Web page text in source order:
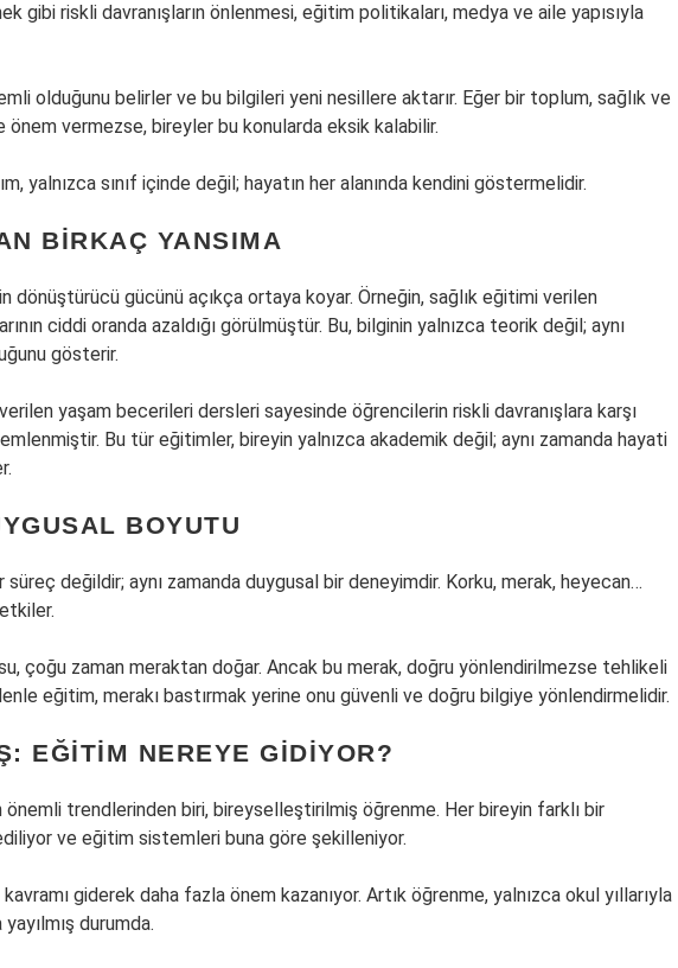
gibi riskli davranışların önlenmesi, eğitim politikaları, medya ve aile yapısıyla
olduğunu belirler ve bu bilgileri yeni nesillere aktarır. Eğer bir toplum, sağlık ve
önem vermezse, bireyler bu konularda eksik kalabilir.
yalnızca sınıf içinde değil; hayatın her alanında kendini göstermelidir.
BIRKAÇ YANSIMA
dönüştürücü gücünü açıkça ortaya koyar. Örneğin, sağlık eğitimi verilen
ciddi oranda azaldığı görülmüştür. Bu, bilginin yalnızca teorik değil; aynı
gösterir.
yaşam becerileri dersleri sayesinde öğrencilerin riskli davranışlara karşı
Bu tür eğitimler, bireyin yalnızca akademik değil; aynı zamanda hayati
BOYUTU
süreç değildir; aynı zamanda duygusal bir deneyimdir. Korku, merak, heyecan…
çoğu zaman meraktan doğar. Ancak bu merak, doğru yönlendirilmezse tehlikeli
eğitim, merakı bastırmak yerine onu güvenli ve doğru bilgiye yönlendirmelidir.
EĞITIM NEREYE GIDIYOR?
önemli trendlerinden biri, bireyselleştirilmiş öğrenme. Her bireyin farklı bir
ve eğitim sistemleri buna göre şekilleniyor.
giderek daha fazla önem kazanıyor. Artık öğrenme, yalnızca okul yıllarıyla
yayılmış durumda.